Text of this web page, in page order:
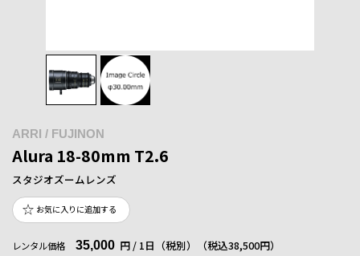
ARRI / FUJINON
Alura 18-80mm T2.6
スタジオズームレンズ
お気に入りに追加する
レンタル価格 35,000 円 / 1日（税別） （税込38,500円）